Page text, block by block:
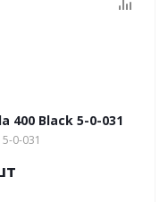
400 Black 5-0-031
0-031